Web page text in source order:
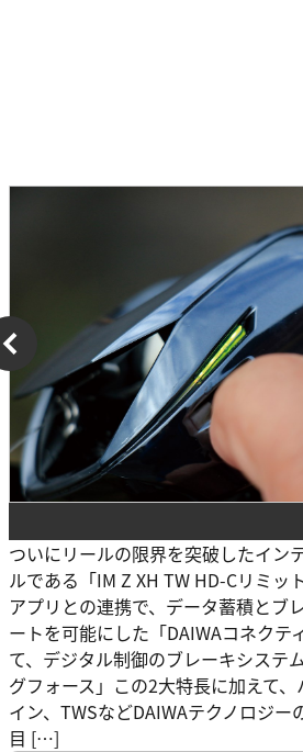
ついにリールの限界を突破したイン
ルである「IM Z XH TW HD-Cリミッ
アプリとの連携で、データ蓄積とブ
ートを可能にした「DAIWAコネクテ
て、デジタル制御のブレーキシステ
グフォース」この2大特長に加えて
イン、TWSなどDAIWAテクノロジー
目 […]